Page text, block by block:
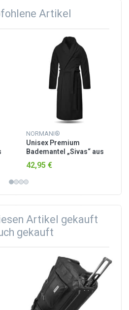
Artikel
NORMANI®
Unisex Premium
Bademantel „Sivas“ aus
Frottee - OEKO-TEX® 100
Schwarz
42,95 €
Artikel gekauft
gekauft